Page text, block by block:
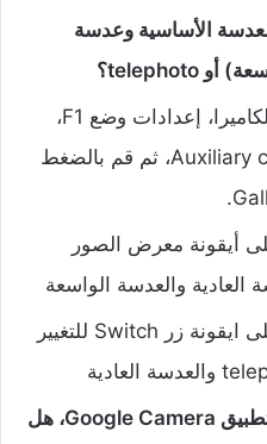
الأساسية وعدسة
إذهب إلى إعدادات الكاميرا، إعدادات وضع F1،
خيار Auxiliary camera switch، ثم قم بالضغط
أيقونة معرض الصور
العادية والعدسة الواسعة
ضغطة مطولة على ايقونة زر Switch للتغيير
لدي إصدار أقدم من تطبيق Google Camera، هل